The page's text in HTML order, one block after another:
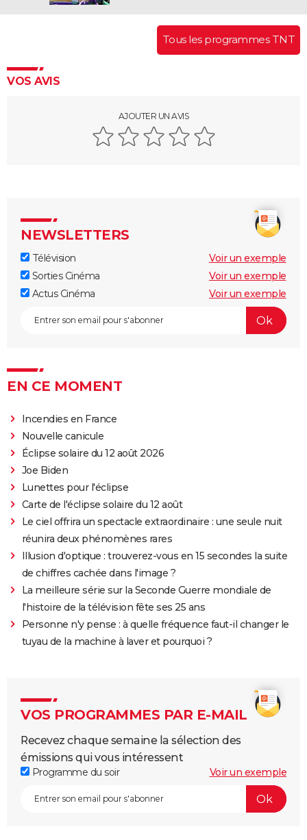
Tous les programmes TNT
VOS AVIS
AJOUTER UN AVIS
NEWSLETTERS
Télévision
Voir un exemple
Sorties Cinéma
Voir un exemple
Actus Cinéma
Voir un exemple
EN CE MOMENT
Incendies en France
Nouvelle canicule
Éclipse solaire du 12 août 2026
Joe Biden
Lunettes pour l'éclipse
Carte de l'éclipse solaire du 12 août
Le ciel offrira un spectacle extraordinaire : une seule nuit
réunira deux phénomènes rares
Illusion d'optique : trouverez-vous en 15 secondes la suite
de chiffres cachée dans l'image ?
La meilleure série sur la Seconde Guerre mondiale de
l'histoire de la télévision fête ses 25 ans
Personne n'y pense : à quelle fréquence faut-il changer le
tuyau de la machine à laver et pourquoi ?
VOS PROGRAMMES PAR E-MAIL
Recevez chaque semaine la sélection des
émissions qui vous intéressent
Programme du soir Voir un exemple